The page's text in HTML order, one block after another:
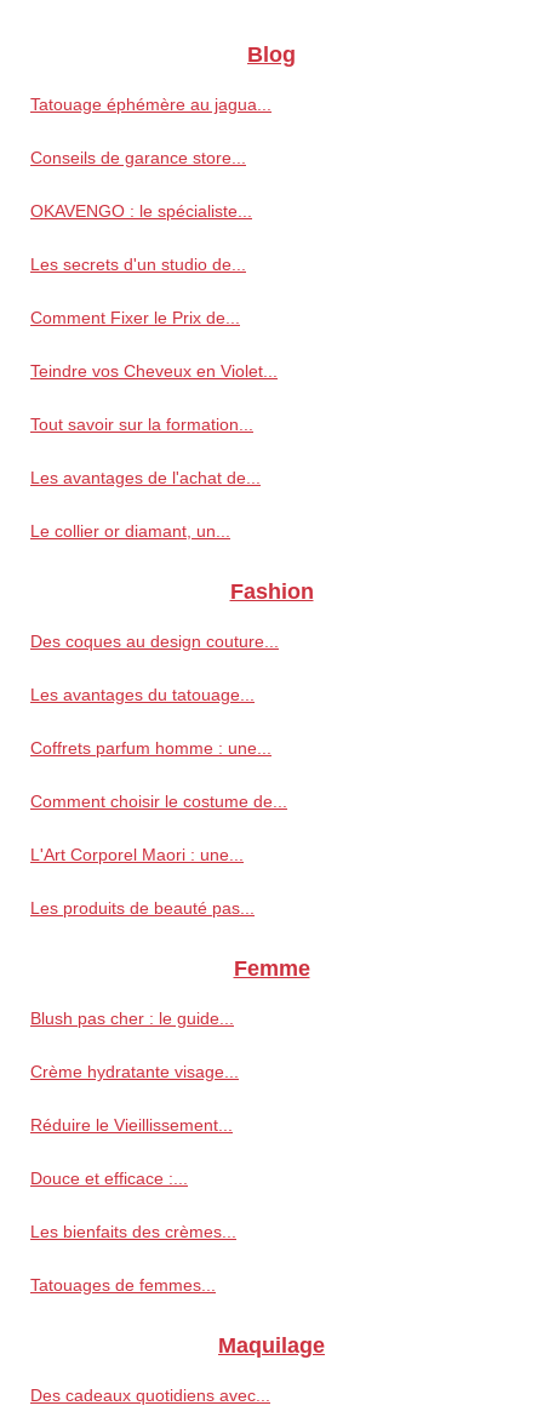
Blog
Tatouage éphémère au jagua...
Conseils de garance store...
OKAVENGO : le spécialiste...
Les secrets d'un studio de...
Comment Fixer le Prix de...
Teindre vos Cheveux en Violet...
Tout savoir sur la formation...
Les avantages de l'achat de...
Le collier or diamant, un...
Fashion
Des coques au design couture...
Les avantages du tatouage...
Coffrets parfum homme : une...
Comment choisir le costume de...
L'Art Corporel Maori : une...
Les produits de beauté pas...
Femme
Blush pas cher : le guide...
Crème hydratante visage...
Réduire le Vieillissement...
Douce et efficace :...
Les bienfaits des crèmes...
Tatouages de femmes...
Maquilage
Des cadeaux quotidiens avec...